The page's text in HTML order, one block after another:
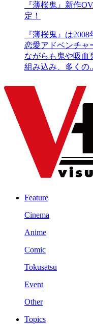
『薄桜鬼』新作
定！
『薄桜鬼』は
恋愛アドベンチャ
ながらも鬼や吸血
組み込み、多くの
Feature
Cinema
Anime
Comic
Tokusatsu
Event
Other
Topics